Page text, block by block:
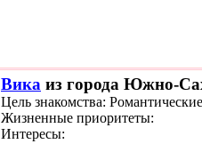
Вика из города Южно-
Цель знакомства:
Жизненные приоритеты:
Интересы: